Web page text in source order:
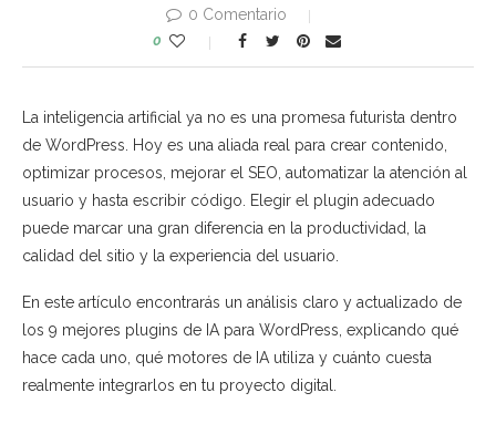
0 Comentario
0
La inteligencia artificial ya no es una promesa futurista dentro
de WordPress. Hoy es una aliada real para crear contenido,
optimizar procesos, mejorar el SEO, automatizar la atención al
usuario y hasta escribir código. Elegir el plugin adecuado
puede marcar una gran diferencia en la productividad, la
calidad del sitio y la experiencia del usuario.
En este artículo encontrarás un análisis claro y actualizado de
los 9 mejores plugins de IA para WordPress, explicando qué
hace cada uno, qué motores de IA utiliza y cuánto cuesta
realmente integrarlos en tu proyecto digital.